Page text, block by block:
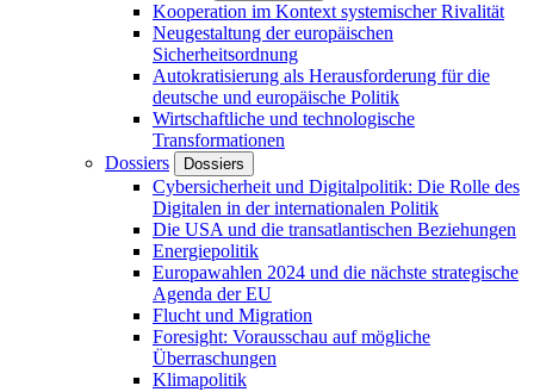
Kooperation im Kontext systemischer Rivalität
Neugestaltung der europäischen
Sicherheitsordnung
Autokratisierung als Herausforderung für die
deutsche und europäische Politik
Wirtschaftliche und technologische
Transformationen
Dossiers
Dossiers
Cybersicherheit und Digitalpolitik: Die Rolle des
Digitalen in der internationalen Politik
Die USA und die transatlantischen Beziehungen
Energiepolitik
Europawahlen 2024 und die nächste strategische
Agenda der EU
Flucht und Migration
Foresight: Vorausschau auf mögliche
Überraschungen
Klimapolitik